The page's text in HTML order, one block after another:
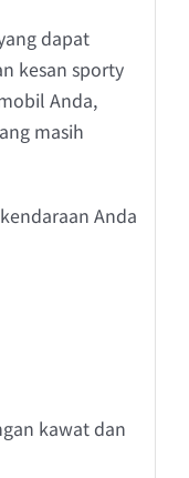
dapat
kesan sporty
Anda,
masih
Anda
kawat dan